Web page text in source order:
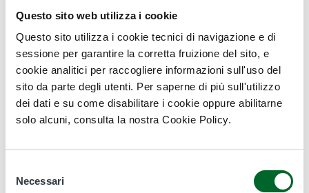
Questo sito web utilizza i cookie
Questo sito utilizza i cookie tecnici di navigazione e di
sessione per garantire la corretta fruizione del sito, e
cookie analitici per raccogliere informazioni sull'uso del
sito da parte degli utenti. Per saperne di più sull'utilizzo
dei dati e su come disabilitare i cookie oppure abilitarne
solo alcuni, consulta la nostra Cookie Policy.
delNecessari
Con Delibera di Giunta Regionale n.2102 del 18 novembre
2019 viene designato quale Commissario Straordinario
dell’Agenzia il Prof. Ing. Gennaro Ranieri e viene rinnovata la
designazione, con funzione di sub Commissario, di Francesco
Ferraro e Vitantonio Damiani.
Con il Decreto del Presidente della Giunta Regionale n.751 del
sub Commissari, Francesco Ferraro e Vitantonio Damiani.